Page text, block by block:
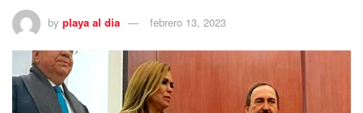
by playa al dia febrero 13, 2023